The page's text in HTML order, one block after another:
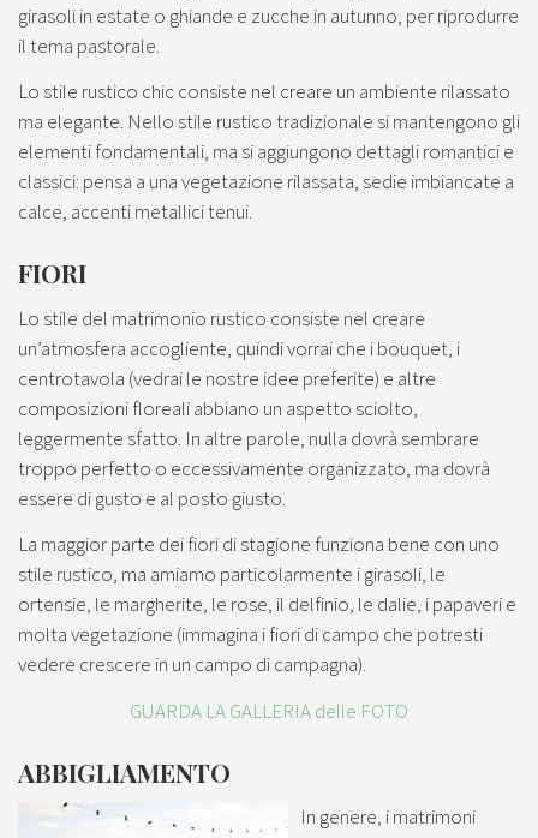
girasoli in estate o ghiande e zucche in autunno, per riprodurre
il tema pastorale.
Lo stile rustico chic consiste nel creare un ambiente rilassato
ma elegante. Nello stile rustico tradizionale si mantengono gli
elementi fondamentali, ma si aggiungono dettagli romantici e
classici: pensa a una vegetazione rilassata, sedie imbiancate a
calce, accenti metallici tenui.
FIORI
Lo stile del matrimonio rustico consiste nel creare
un’atmosfera accogliente, quindi vorrai che i bouquet, i
centrotavola (vedrai le nostre idee preferite) e altre
composizioni floreali abbiano un aspetto sciolto,
leggermente sfatto. In altre parole, nulla dovrà sembrare
troppo perfetto o eccessivamente organizzato, ma dovrà
essere di gusto e al posto giusto.
La maggior parte dei fiori di stagione funziona bene con uno
stile rustico, ma amiamo particolarmente i girasoli, le
ortensie, le margherite, le rose, il delfinio, le dalie, i papaveri e
molta vegetazione (immagina i fiori di campo che potresti
vedere crescere in un campo di campagna).
GUARDA LA GALLERIA delle FOTO
ABBIGLIAMENTO
In genere, i matrimoni